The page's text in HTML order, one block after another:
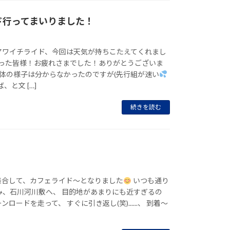
ってまいりました！
イチライド、今回は天気が持ちこたえてくれまし
た皆様！お疲れさまでした！ありがとうございま
の様子は分からなかったのですが(先行組が速い
、と文 […]
続きを読む
して、カフェライド～となりました
いつも通り
石川河川敷へ、 目的地があまりにも近すぎるの
ロードを走って、 すぐに引き返し(笑)......、 到着～